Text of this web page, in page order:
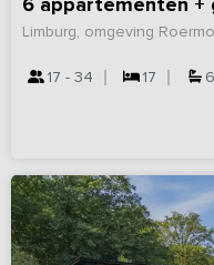
6 appartementen +
Limburg, omgeving
17 - 34 17 6